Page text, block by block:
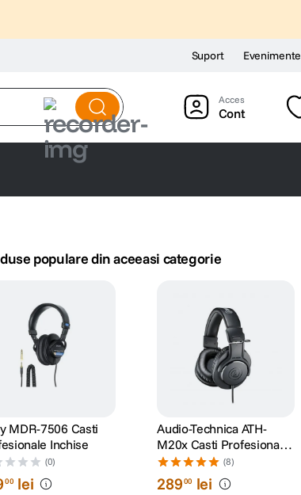
Suport Evenimente
Cont
populare din aceeasi categorie
MDR-7506 Casti
Inchise
(0)
00 lei
Audio-Technica ATH-
M20x Casti Profesionale
pentru Studio
(8)
28900 lei